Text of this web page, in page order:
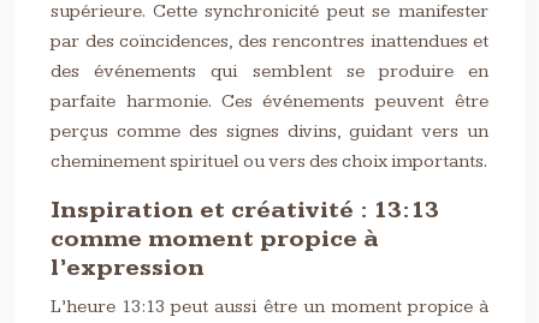
supérieure. Cette synchronicité peut se manifester
par des coïncidences, des rencontres inattendues et
des événements qui semblent se produire en
parfaite harmonie. Ces événements peuvent être
perçus comme des signes divins, guidant vers un
cheminement spirituel ou vers des choix importants.
Inspiration et créativité : 13:13
comme moment propice à
l’expression
L’heure 13:13 peut aussi être un moment propice à